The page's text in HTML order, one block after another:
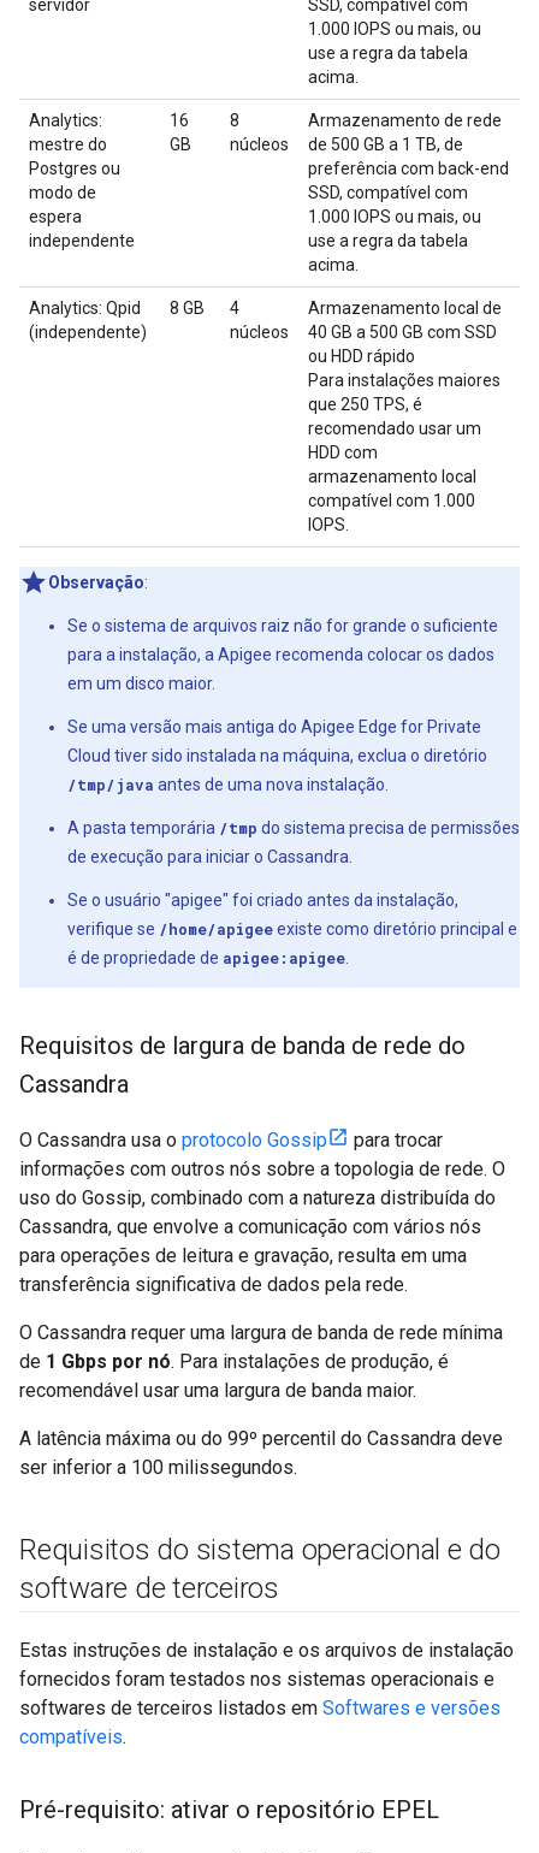
servidor
SSD, compatível com
1.000 IOPS ou mais, ou
use a regra da tabela
acima.
Analytics:
mestre do
Postgres ou
modo de
espera
independente
16
GB
8
núcleos
Armazenamento de rede
de 500 GB a 1 TB, de
preferência com back-end
SSD, compatível com
1.000 IOPS ou mais, ou
use a regra da tabela
acima.
Analytics: Qpid
(independente)
8 GB
4
núcleos
Armazenamento local de
40 GB a 500 GB com SSD
ou HDD rápido
Para instalações maiores
que 250 TPS, é
recomendado usar um
HDD com
armazenamento local
compatível com 1.000
IOPS.
Observação:
Se o sistema de arquivos raiz não for grande o suficiente
para a instalação, a Apigee recomenda colocar os dados
em um disco maior.
Se uma versão mais antiga do Apigee Edge for Private
Cloud tiver sido instalada na máquina, exclua o diretório
/tmp/java antes de uma nova instalação.
A pasta temporária /tmp do sistema precisa de permissões
de execução para iniciar o Cassandra.
Se o usuário "apigee" foi criado antes da instalação,
verifique se /home/apigeeexiste como diretório principal e
é de propriedade de apigee:apigee
Requisitos de largura de banda de rede do
Cassandra
O Cassandra usa o protocolo Gossip
para trocar
informações com outros nós sobre a topologia de rede. O
uso do Gossip, combinado com a natureza distribuída do
Cassandra, que envolve a comunicação com vários nós
para operações de leitura e gravação, resulta em uma
transferência significativa de dados pela rede.
O Cassandra requer uma largura de banda de rede mínima
de 1 Gbps por nó. Para instalações de produção, é
recomendável usar uma largura de banda maior.
A latência máxima ou do 99º percentil do Cassandra deve
ser inferior a 100 milissegundos.
Requisitos do sistema operacional e do
software de terceiros
Estas instruções de instalação e os arquivos de instalação
fornecidos foram testados nos sistemas operacionais e
softwares de terceiros listados em Softwares e versões
compatíveis.
Pré-requisito: ativar o repositório EPEL